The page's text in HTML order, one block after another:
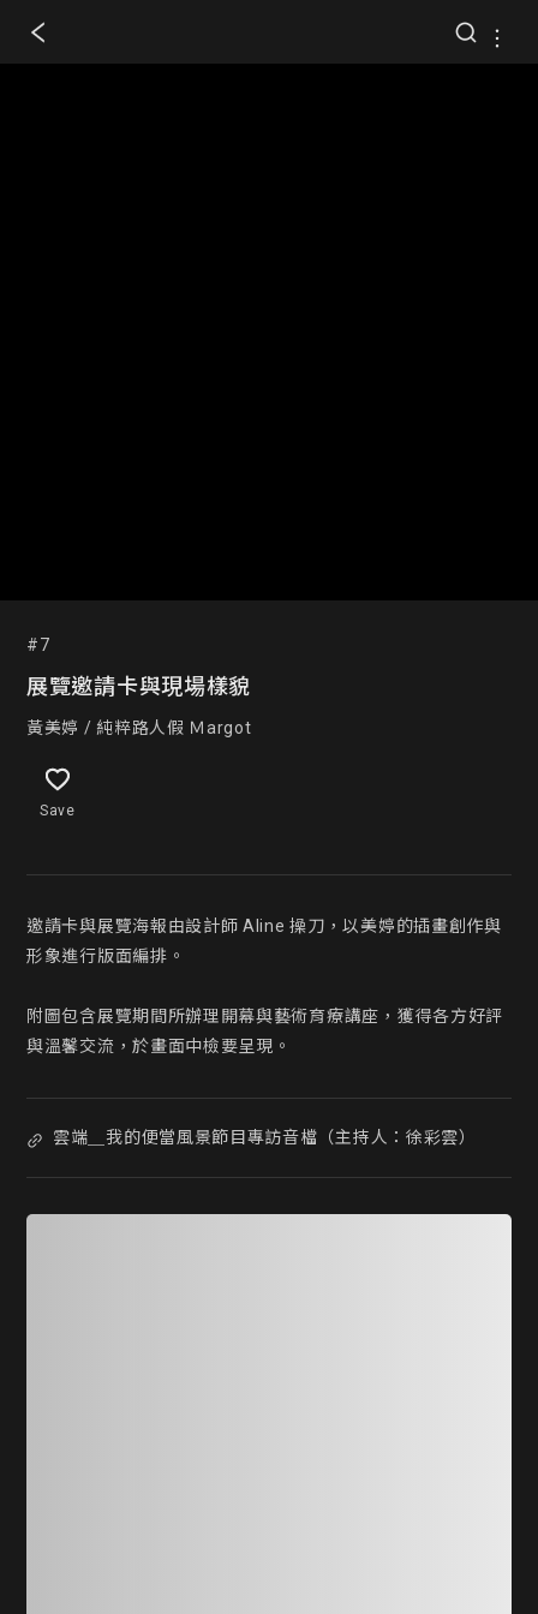
#7
展覽邀請卡與現場樣貌
黃美婷 / 純粹路人假 Ｍargot
Save
邀請卡與展覽海報由設計師 Aline 操刀，以美婷的插畫創作與
形象進行版面編排。
附圖包含展覽期間所辦理開幕與藝術育療講座，獲得各方好評
與溫馨交流，於畫面中檢要呈現。
雲端＿我的便當風景節目專訪音檔（主持人：徐彩雲）